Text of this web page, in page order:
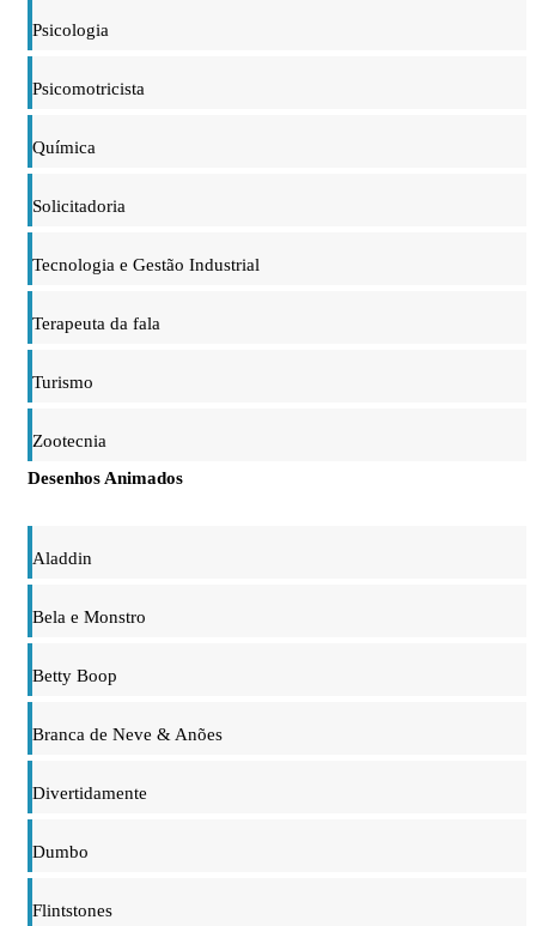
Psicologia
Psicomotricista
Química
Solicitadoria
Tecnologia e Gestão Industrial
Terapeuta da fala
Turismo
Zootecnia
Desenhos Animados
Aladdin
Bela e Monstro
Betty Boop
Branca de Neve & Anões
Divertidamente
Dumbo
Flintstones